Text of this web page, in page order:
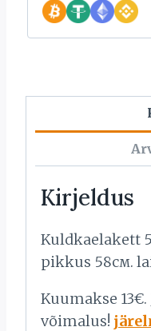
Kirjeldus
Kuldkaelakett
pikkus 58см.
Kuumakse
võimalus!